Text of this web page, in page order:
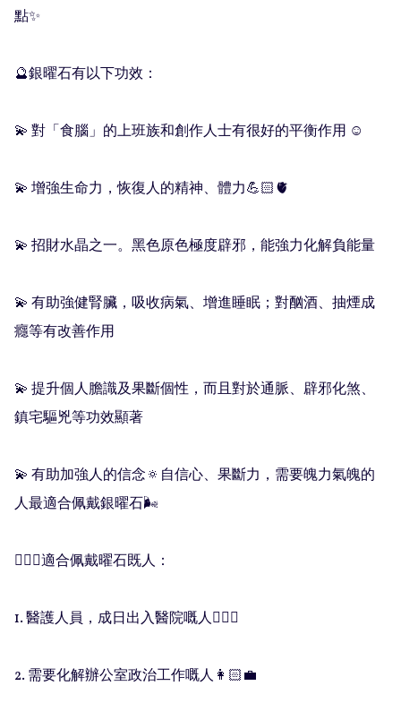
點✨
🔮銀曜石有以下功效：
💫 對「食腦」的上班族和創作人士有很好的平衡作用 ☺️
💫 增強生命力，恢復人的精神、體力💪🏻🫀
💫 招財水晶之一。黑色原色極度辟邪，能強力化解負能量
💫 有助強健腎臟，吸收病氣、增進睡眠；對酗酒、抽煙成
癮等有改善作用
💫 提升個人膽識及果斷個性，而且對於通脈、辟邪化煞、
鎮宅驅兇等功效顯著
💫 有助加強人的信念🔅自信心、果斷力，需要魄力氣魄的
人最適合佩戴銀曜石🌬
🧚🏻‍♀️適合佩戴曜石既人：
1. 醫護人員，成日出入醫院嘅人👨🏻‍⚕️
2. 需要化解辦公室政治工作嘅人👩🏻‍💼